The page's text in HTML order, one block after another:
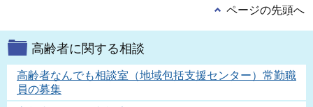
ページの先頭へ
高齢者に関する相談
高齢者なんでも相談室（地域包括支援センター）常勤職
員の募集